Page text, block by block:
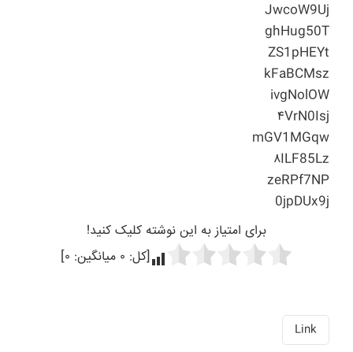
JwcoW9Uj
ghHug50T
ZS1pHEYt
kFaBCMsz
ivgNolOW
۴VrN0Isj
mGV1MGqw
۸ILF85Lz
zeRPf7NP
0jpDUx9j
برای امتیاز به این نوشته کلیک کنید!
[کل: ۰ میانگین: ۰]
Link